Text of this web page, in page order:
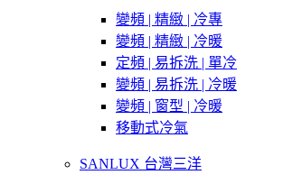
變頻 | 精緻 | 冷專
變頻 | 精緻 | 冷暖
定頻 | 易拆洗 | 單冷
變頻 | 易拆洗 | 冷暖
變頻 | 窗型 | 冷暖
移動式冷氣
SANLUX 台灣三洋